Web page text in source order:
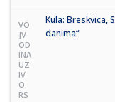
VO
JV
OD
INA
UZ
IV
O.
RS
Kula: Breskvica,
danima“